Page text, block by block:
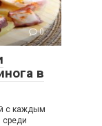
0
в
с каждым
среди